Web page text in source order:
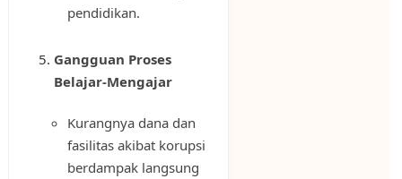
pendidikan.
Gangguan Proses
Belajar-Mengajar
Kurangnya dana dan
fasilitas akibat korupsi
berdampak langsung